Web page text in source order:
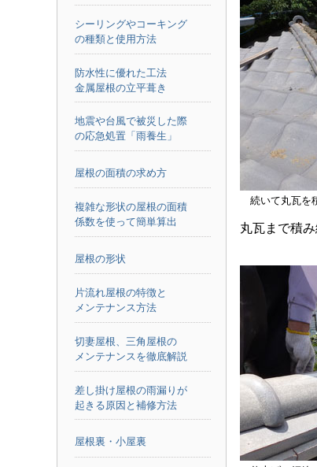
シーリングやコーキング
の種類と使用方法
防水性に優れた工法
金属屋根の立平葺き
地震や台風で被災した際
の応急処置「雨養生」
屋根の面積の求め方
複雑な形状の屋根の面積
係数を使って簡単算出
屋根の形状
片流れ屋根の特徴と
メンテナンス方法
切妻屋根、三角屋根の
メンテナンスを徹底解説
差し掛け屋根の雨漏りが
起きる原因と補修方法
屋根裏・小屋裏
続いて丸瓦を
丸瓦まで積